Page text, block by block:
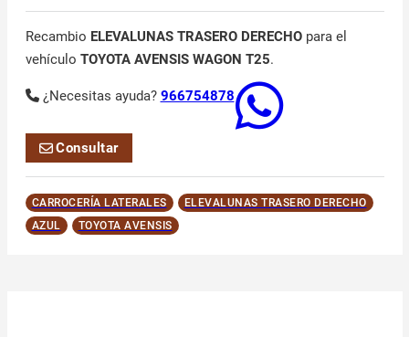
Recambio ELEVALUNAS TRASERO DERECHOpara el
vehículo TOYOTA AVENSIS WAGON T25.
¿Necesitas ayuda? 966754878
Consultar
CARROCERÍA LATERALES
ELEVALUNAS TRASERO DERECHO
AZUL
TOYOTA AVENSIS